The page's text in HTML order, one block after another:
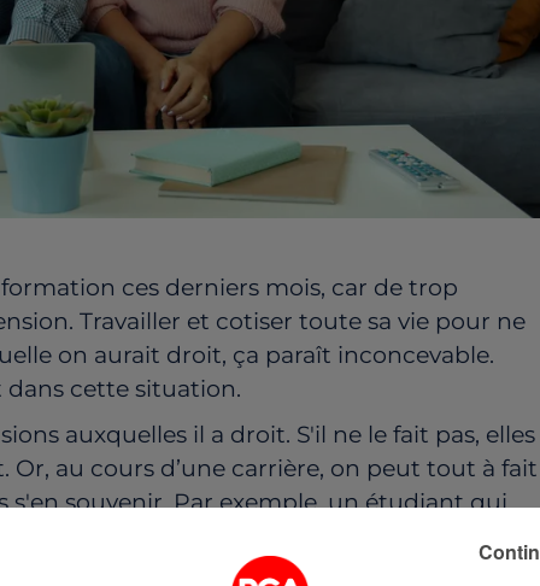
ces derniers mois, car de trop
Travailler et cotiser toute sa vie pour ne
on aurait droit, ça paraît inconcevable.
cette situation.
auxquelles il a droit. S'il ne le fait pas, elles
au cours d’une carrière, on peut tout à fait
s'en souvenir. Par exemple, un étudiant qui
droits en plus de la caisse de
personne part à la retraite, elle liquide